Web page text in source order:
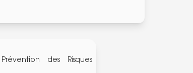
des Risques